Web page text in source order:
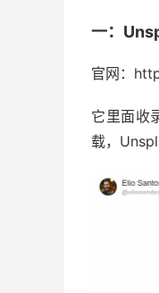
一：
官网：
它里面收
载，